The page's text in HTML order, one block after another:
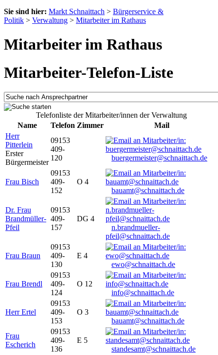
Sie sind hier: Markt Schnaittach > Bürgerservice &
Politik > Verwaltung > Mitarbeiter im Rathaus
Mitarbeiter im Rathaus
Mitarbeiter-Telefon-Liste
Telefonliste der Mitarbeiter/innen der Verwaltung
Name
Telefon Zimmer
Mail
Herr
Pitterlein
Erster
Bürgermeister
09153
409-
120
buergermeister@schnaittach.de
Frau Bisch
09153
409-
152
O 4
bauamt@schnaittach.de
Dr. Frau
Brandmüller-
Pfeil
09153
409-
157
DG 4
n.brandmueller-
pfeil@schnaittach.de
Frau Braun
09153
409-
130
E 4
ewo@schnaittach.de
Frau Brendl
09153
409-
124
O 12
info@schnaittach.de
Herr Ertel
09153
409-
153
O 3
bauamt@schnaittach.de
Frau
Escherich
09153
409-
136
E 5
standesamt@schnaittach.de